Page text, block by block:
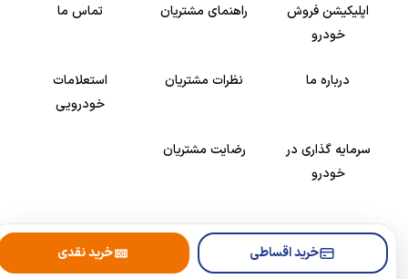
خرید اقساطی خرید نقدی
اپلیکیشن فروش
خودرو
راهنمای مشتریان تماس ما
درباره ما نظرات مشتریان
استعلامات
خودرویی
سرمایه گذاری در
خودرو
رضایت مشتریان
Copyright © 2005-2026Khodroshop.ir